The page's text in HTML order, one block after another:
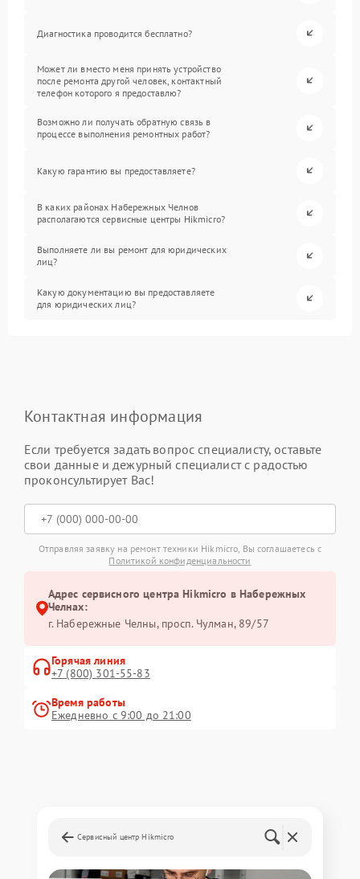
Диагностика проводится бесплатно?
Может ли вместо меня принять устройство
после ремонта другой человек, контактный
телефон которого я предоставлю?
Возможно ли получать обратную связь в
процессе выполнения ремонтных работ?
Какую гарантию вы предоставляете?
В каких районах Набережных Челнов
располагаются сервисные центры Hikmicro?
Выполняете ли вы ремонт для юридических
лиц?
Какую документацию вы предоставляете
для юридических лиц?
Контактная информация
Если требуется задать вопрос специалисту, оставьте
свои данные и дежурный специалист с радостью
проконсультирует Вас!
Отправляя заявку на ремонт техники Hikmicro, Вы соглашаетесь с
Политикой конфиденциальности
Адрес сервисного центра Hikmicro в Набережных
Челнах:
г. Набережные Челны, просп. Чулман, 89/57
Горячая линия
+7 (800) 301-55-83
Время работы
Ежедневно с 9:00 до 21:00
Сервисный центр Hikmicro